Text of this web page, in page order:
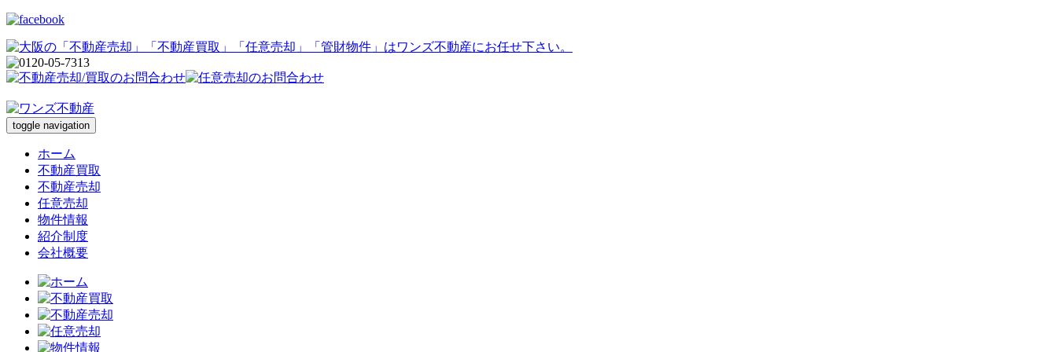
toggle navigation
ホーム
不動産買取
不動産売却
任意売却
物件情報
紹介制度
会社概要